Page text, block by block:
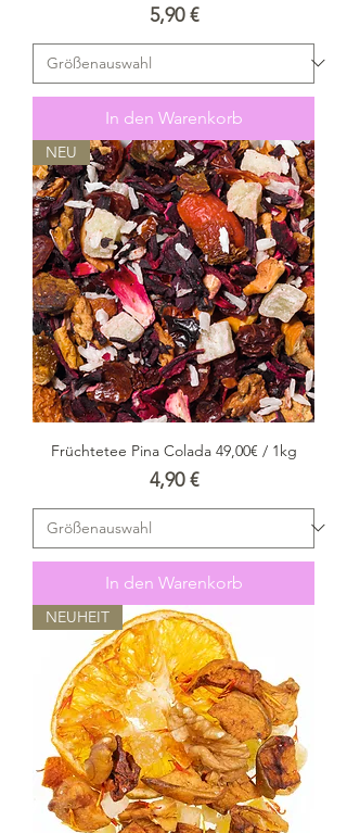
Preis
5,90 €
In den Warenkorb
NEU
Früchtetee Pina Colada 49,00€ / 1kg
Preis
4,90 €
In den Warenkorb
NEUHEIT